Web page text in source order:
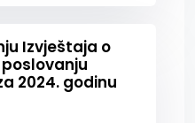
Izvještaja o
2024. godinu